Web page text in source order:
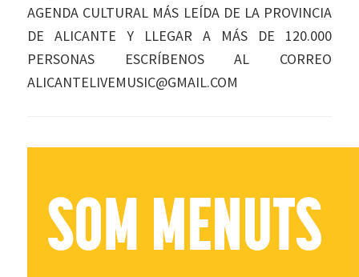
AGENDA CULTURAL MÁS LEÍDA DE LA PROVINCIA
DE ALICANTE Y LLEGAR A MÁS DE 120.000
PERSONAS ESCRÍBENOS AL CORREO
ALICANTELIVEMUSIC@GMAIL.COM